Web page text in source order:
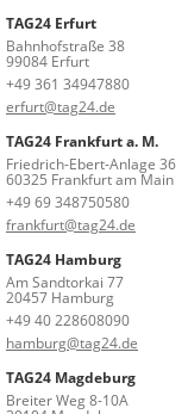
TAG24 Erfurt
Bahnhofstraße 38
99084 Erfurt
+49 361 34947880
erfurt@tag24.de
TAG24 Frankfurt a. M.
Friedrich-Ebert-Anlage 36
60325 Frankfurt am Main
+49 69 348750580
frankfurt@tag24.de
TAG24 Hamburg
Am Sandtorkai 77
20457 Hamburg
+49 40 228608090
hamburg@tag24.de
TAG24 Magdeburg
Breiter Weg 8-10A